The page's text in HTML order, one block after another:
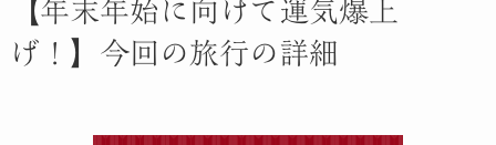
【年末年始に向けて運気爆上
げ！】今回の旅行の詳細